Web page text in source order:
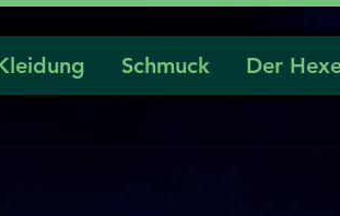
Schmuck Der